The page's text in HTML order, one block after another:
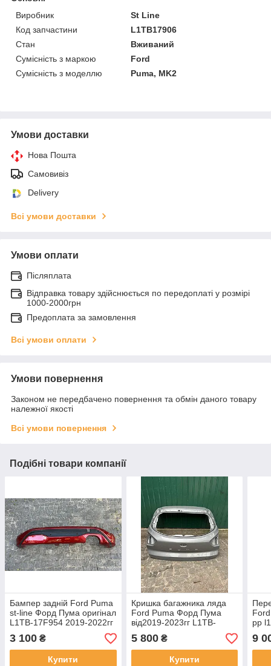
Виробник
St Line
Код запчастини
L1TB17906
Стан
Вживаний
Сумісність з маркою
Ford
Сумісність з моделлю
Puma, MK2
Умови доставки
Нова Пошта
Самовивіз
Delivery
Всі умови доставки
Умови оплати
Післяплата
Відправка товару здійснюється по передоплаті у розмірі
1000-2000грн
Предоплата за замовлення
Всі умови оплати
Умови повернення
Законом не передбачено повернення та обмін даного товару
належної якості
Всі умови повернення
Подібні товари компанії
Бампер задній Ford Puma
st-line Форд Пума оригінал
L1TB-17F954 2019-2022гг
б/у, цілий, їсть
3 100 ₴
Купити
Кришка багажника ляда
Ford Puma Форд Пума
від2019-2023гг L1TB-
S40404-AC оригінал
5 800₴
Купити
рр
що
бу
9